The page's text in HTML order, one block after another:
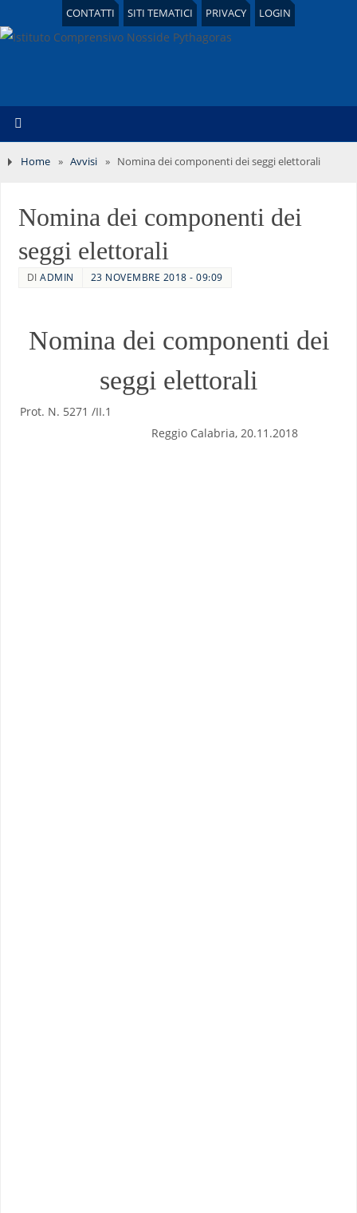
CONTATTI SITI TEMATICI PRIVACY LOGIN
Home » Avvisi » Nomina dei componenti dei seggi elettorali
Nomina dei componenti dei
seggi elettorali
DIADMIN 23 NOVEMBRE 2018 - 09:09
Nomina dei componenti dei
seggi elettorali
Prot. N. 5271 /II.1
Reggio Calabria, 20.11.2018